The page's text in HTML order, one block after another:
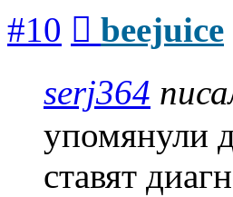
#10 beejuice
serj364
упомянули
ставят